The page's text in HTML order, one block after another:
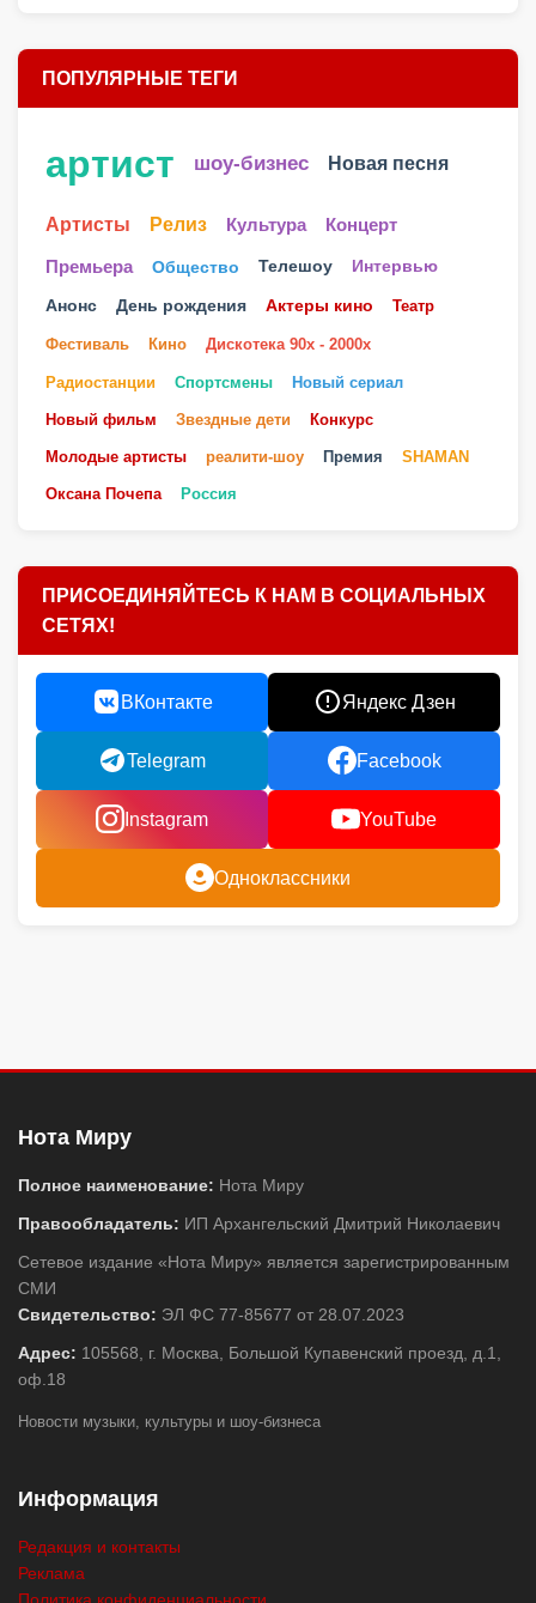
ПОПУЛЯРНЫЕ ТЕГИ
артист шоу-бизнес Новая песня
Артисты Релиз Культура Концерт
Премьера Общество Телешоу Интервью
Анонс День рождения Актеры кино Театр
Фестиваль Кино Дискотека 90х - 2000х
Радиостанции Спортсмены Новый сериал
Новый фильм Звездные дети Конкурс
Молодые артисты реалити-шоу Премия SHAMAN
Оксана Почепа Россия
ПРИСОЕДИНЯЙТЕСЬ К НАМ В СОЦИАЛЬНЫХ
СЕТЯХ!
ВКонтакте Яндекс Дзен
Telegram Facebook
Instagram YouTube
Одноклассники
Нота Миру
Полное наименование: Нота Миру
Правообладатель: ИП Архангельский Дмитрий Николаевич
Сетевое издание «Нота Миру» является зарегистрированным
СМИ
Свидетельство: ЭЛ ФС 77-85677 от 28.07.2023
Адрес: 105568, г. Москва, Большой Купавенский проезд, д.1,
оф.18
Новости музыки, культуры и шоу-бизнеса
Информация
Редакция и контакты
Реклама